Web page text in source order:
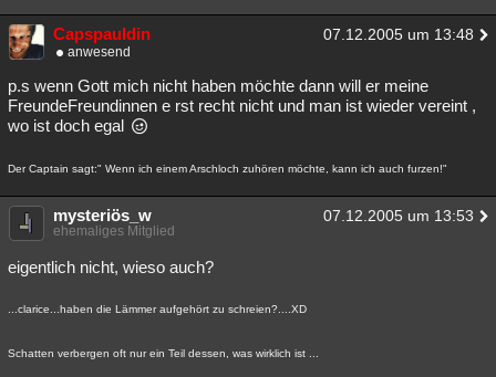
Lesenswert Schlüsselwörter
Capspauldin 07.12.2005 um 13:48
anwesend
p.s wenn Gott mich nicht haben möchte dann will er meine
FreundeFreundinnen e rst recht nicht und man ist wieder vereint ,
wo ist doch egal
Der Captain sagt:" Wenn ich einem Arschloch zuhören möchte, kann ich auch furzen!"
mysteriös_w 07.12.2005 um 13:53
ehemaliges Mitglied
eigentlich nicht, wieso auch?
...clarice...haben die Lämmer aufgehört zu schreien?....XD
Schatten verbergen oft nur ein Teil dessen, was wirklich ist ...